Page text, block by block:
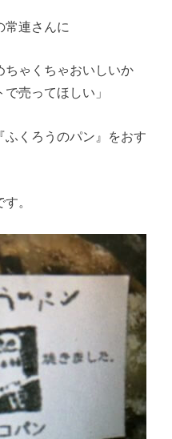
常連さんに
ちゃくちゃおいしいか
売ってほしい」
ふくろうのパン』をおす
。